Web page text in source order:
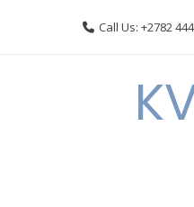
Call Us: +2782